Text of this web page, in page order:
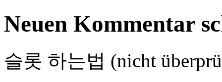
Neuen Kommentar
슬롯 하는법 (nicht